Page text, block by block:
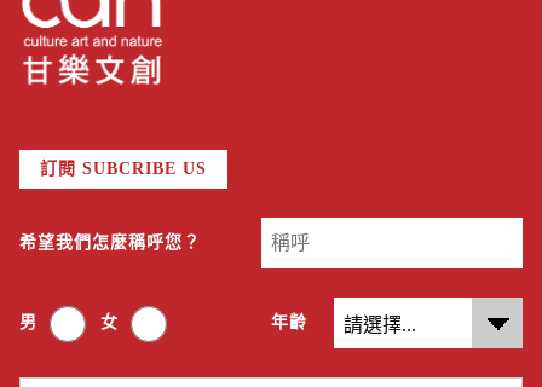
訂閱 SUBCRIBE US
希望我們怎麼稱呼您？
男 女 年齡